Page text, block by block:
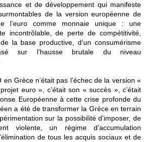
et de développement qui manifeste
de la version européenne de
l’euro comme monnaie unique : une
incontrôlable, de perte de compétitivité,
la base productive, d’un consumérisme
sur l’hausse brutale du niveau
Grèce n’était pas l’échec de la version «
euro », c’était son « succès », c’était
Européenne à cette crise profonde du
a été de transformer la Grèce en terrain
sur la possibilité d’imposer, de
violente, un régime d’accumulation
de tous les acquis sociaux et de